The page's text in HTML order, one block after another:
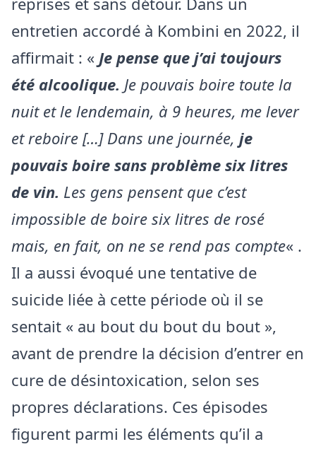
entretien accordé à Kombini en 2022, il
affirmait : « Je pense que j’ai toujours
été alcoolique. Je pouvais boire toute la
nuit et le lendemain, à 9 heures, me lever
et reboire […] Dans une journée, je
pouvais boire sans problème six litres
de vin. Les gens pensent que c’est
impossible de boire six litres de rosé
mais, en fait, on ne se rend pas compte« .
Il a aussi évoqué une tentative de
suicide liée à cette période où il se
sentait « au bout du bout du bout »,
avant de prendre la décision d’entrer en
cure de désintoxication, selon ses
propres déclarations. Ces épisodes
figurent parmi les éléments qu’il a